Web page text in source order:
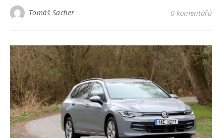
Tomáš Sacher 0 komentářů